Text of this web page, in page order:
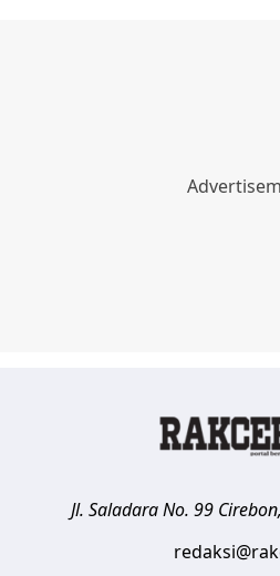
Jl. Saladara No. 99 Cirebon,